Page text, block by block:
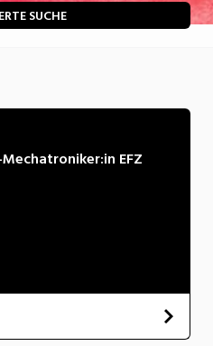
SUCHE
EFZ